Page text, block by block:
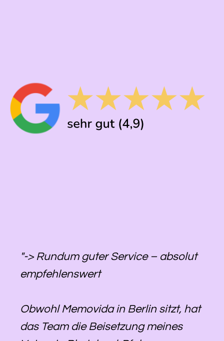
"-> Rundum guter Service – absolut
empfehlenswert
Obwohl Memovida in Berlin sitzt, hat
das Team die Beisetzung meines